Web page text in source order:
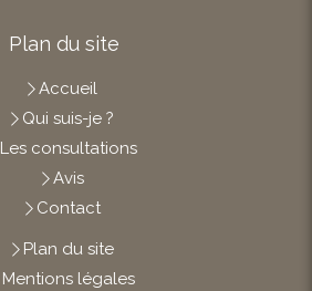
Plan du site
Accueil
Qui suis-je ?
Les consultations
Avis
Contact
Plan du site
Mentions légales